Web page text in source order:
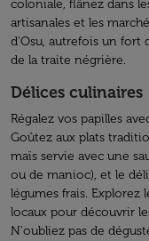
coloniale, flânez dans
artisanales et les
d'Osu, autrefois un fort
de la traite négrière.
Délices culinaires
Régalez vos papilles
Goûtez aux plats
maïs servie avec une
ou de manioc), et le
légumes frais. Explorez
locaux pour découvrir
N'oubliez pas de